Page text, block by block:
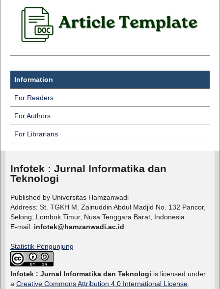
Information
For Readers
For Authors
For Librarians
Infotek : Jurnal Informatika dan
Teknologi
Published by Universitas Hamzanwadi
Address: St. TGKH M. Zainuddin Abdul Madjid No. 132 Pancor,
Selong, Lombok Timur, Nusa Tenggara Barat, Indonesia
E-mail: infotek@hamzanwadi.ac.id
Statistik Pengunjung
Infotek : Jurnal Informatika dan Teknologi is licensed under
a Creative Commons Attribution 4.0 International License.